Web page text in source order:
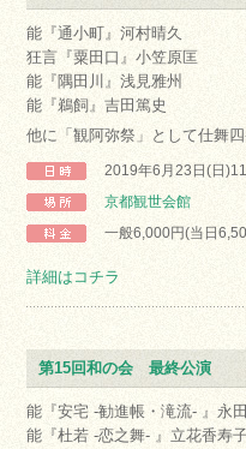
能『通小町』河村晴久
狂言『粟田口』小笠原匡
能『隅田川』浅見雅州
能『鵜飼』吉田篤史
他に「観阿弥祭」として仕舞
2019年6月23日(日
京都観世会館
一般6,000円(当日
詳細はコチラ
第15回和の会 最終公演
能『安宅 -勧進帳・滝流- 』永
能『杜若 -恋之舞- 』立花香寿